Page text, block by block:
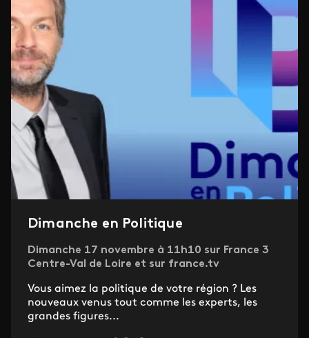
Dimanche en Politique
Dimanche 17 novembre à 11h10 sur France 3
Centre-Val de Loire et sur france.tv
Vous aimez la politique de votre région ? Les
nouveaux venus tout comme les experts, les
grandes figures...